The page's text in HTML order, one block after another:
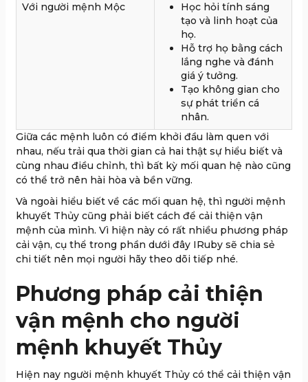
Với người mệnh Mộc
Học hỏi tính sáng
tạo và linh hoạt của
họ.
Hỗ trợ họ bằng cách
lắng nghe và đánh
giá ý tưởng.
Tạo không gian cho
sự phát triển cá
nhân.
Giữa các mệnh luôn có điểm khởi đầu làm quen với
nhau, nếu trải qua thời gian cả hai thật sự hiểu biết và
cùng nhau điều chỉnh, thì bất kỳ mối quan hệ nào cũng
có thể trở nên hài hòa và bền vững.
Và ngoài hiểu biết về các mối quan hệ, thì người mệnh
khuyết Thủy cũng phải biết cách để cải thiện vận
mệnh của mình. Vì hiện này có rất nhiều phương pháp
cải vận, cụ thể trong phần dưới đây IRuby sẽ chia sẻ
chi tiết nên mọi người hãy theo dõi tiếp nhé.
Phương pháp cải thiện
vận mệnh cho người
mệnh khuyết Thủy
Hiện nay người mệnh khuyết Thủy có thể cải thiện vận